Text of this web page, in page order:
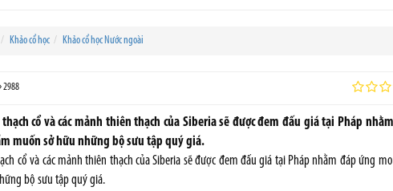
Khảo cổ học Khảo cổ học Nước ngoài
2988
cổ và các mảnh thiên thạch của Siberia sẽ được đem đấu giá tại Pháp
muốn sở hữu những bộ sưu tập quý giá.
cổ và các mảnh thiên thạch củaSiberia sẽ được đem đấu giá tại Pháp nhằm đáp ứng
bộ sưu tập quý giá.